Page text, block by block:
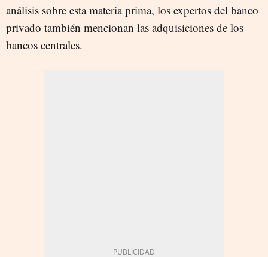
análisis sobre esta materia prima, los expertos del banco
privado también mencionan las adquisiciones de los
bancos centrales.